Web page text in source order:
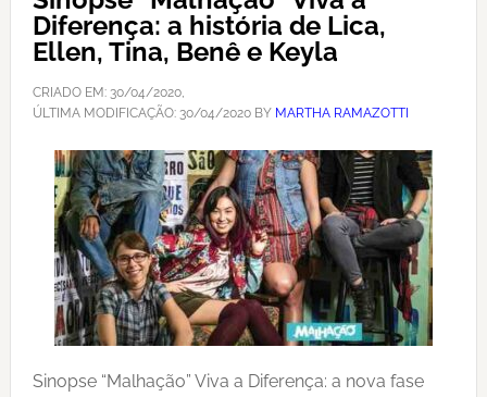
Diferença: a história de Lica,
Ellen, Tina, Benê e Keyla
CRIADO EM: 30/04/2020,
ÚLTIMA MODIFICAÇÃO: 30/04/2020BY MARTHA RAMAZOTTI
Sinopse “Malhação” Viva a Diferença: a nova fase